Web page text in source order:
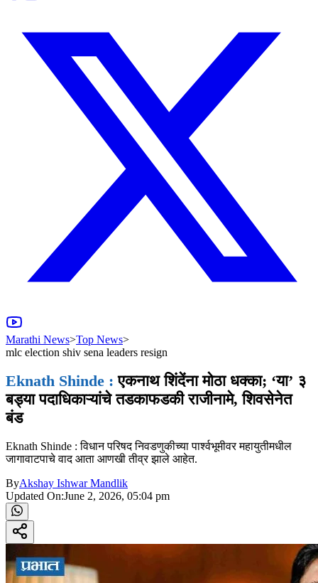
Marathi News>Top News>
mlc election shiv sena leaders resign
Eknath Shinde : एकनाथ शिंदेंना मोठा धक्का; ‘या’ ३
बड्या पदाधिकाऱ्यांचे तडकाफडकी राजीनामे, शिवसेनेत
बंड
Eknath Shinde : विधान परिषद निवडणुकीच्या पार्श्वभूमीवर महायुतीमधील
जागावाटपाचे वाद आता आणखी तीव्र झाले आहेत.
ByAkshay Ishwar Mandlik
Updated On:June 2, 2026, 05:04 pm